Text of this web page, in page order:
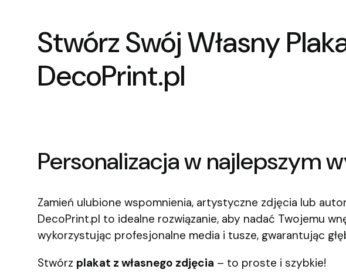
Stwórz Swój Własny
DecoPrint.pl
Personalizacja w najlepszym
Zamień ulubione wspomnienia, artystyczne zdjęcia lub
DecoPrint.pl to idealne rozwiązanie, aby nadać Twojemu
wykorzystując profesjonalne media i tusze, gwarantując
Stwórz plakat z własnego zdjęcia – to proste i szybkie!